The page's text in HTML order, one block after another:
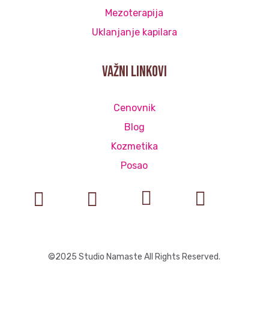
Mezoterapija
Uklanjanje kapilara
važni linkovi
Cenovnik
Blog
Kozmetika
Posao
   
©2025 Studio Namaste All Rights Reserved.